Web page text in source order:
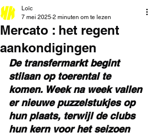
Mercato : het regent
aankondigingen
Loïc
7 mei 2025 2 minuten om te lezen
De transfermarkt begint
stilaan op toerental te
komen. Week na week vallen
er nieuwe puzzelstukjes op
hun plaats, terwijl de clubs
hun kern voor het seizoen